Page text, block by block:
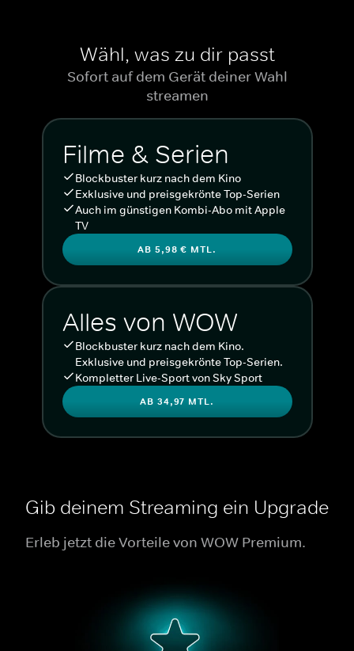
Wähl, was zu dir passt
Sofort auf dem Gerät deiner Wahl
streamen
Filme & Serien
Blockbuster kurz nach dem Kino
Exklusive und preisgekrönte Top-Serien
Auch im günstigen Kombi-Abo mit Apple
TV
AB 5,98 € MTL.
Alles von WOW
Blockbuster kurz nach dem Kino.
Exklusive und preisgekrönte Top-Serien.
Kompletter Live-Sport von Sky Sport
AB 34,97 MTL.
Gib deinem Streaming ein Upgrade
Erleb jetzt die Vorteile von WOW Premium.